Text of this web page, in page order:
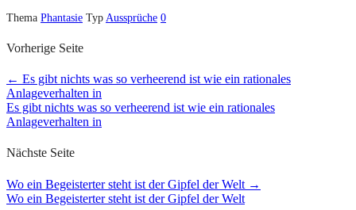
Thema Phantasie Typ Aussprüche 0
Vorherige Seite
← Es gibt nichts was so verheerend ist wie ein rationales
Anlageverhalten in
Es gibt nichts was so verheerend ist wie ein rationales
Anlageverhalten in
Nächste Seite
Wo ein Begeisterter steht ist der Gipfel der Welt →
Wo ein Begeisterter steht ist der Gipfel der Welt